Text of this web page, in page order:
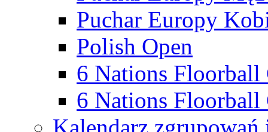
Puchar Europy
Polish Open
6 Nations Floorball
6 Nations Floorball
Kalendarz